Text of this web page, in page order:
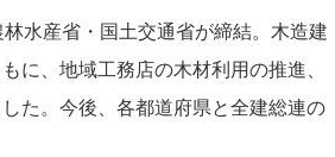
水産省・国土交通省が締結。木造建
に、地域工務店の木材利用の推進、
た。今後、各都道府県と全建総連の